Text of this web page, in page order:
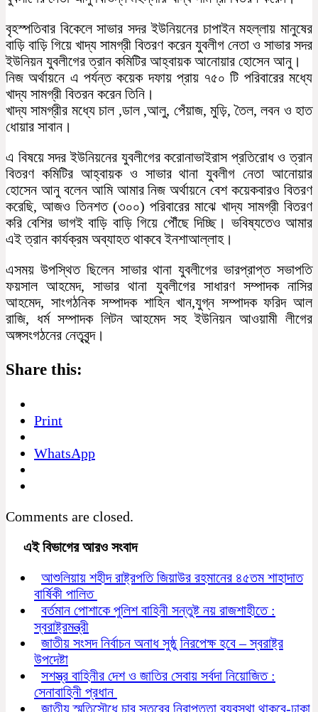
বৃহস্পতিবার বিকেলে সাভার সদর ইউনিয়নের চাপাইন মহল্লায় মানুষের
বাড়ি বাড়ি গিয়ে খাদ্য সামগ্রী বিতরণ করেন যুবলীগ নেতা ও সাভার সদর
ইউনিয়ন যুবলীগের ত্রান কমিটির আহ্বায়ক আনোয়ার হোসেন আনু।
নিজ অর্থায়নে এ পর্যন্ত কয়েক দফায় প্রায় ৭৫০ টি পরিবারের মধ্যে
খাদ্য সামগ্রী বিতরন করেন তিনি।
খাদ্য সামগ্রীর মধ্যে চাল ,ডাল ,আলু, পেঁয়াজ, মুড়ি, তৈল, লবন ও হাত
ধোয়ার সাবান।
এ বিষয়ে সদর ইউনিয়নের যুবলীগের করোনাভাইরাস প্রতিরোধ ও ত্রান
বিতরণ কমিটির আহ্বায়ক ও সাভার থানা যুবলীগ নেতা আনোয়ার
হোসেন আনু বলেন আমি আমার নিজ অর্থায়নে বেশ কয়েকবারও বিতরণ
করেছি, আজও তিনশত (৩০০) পরিবারের মাঝে খাদ্য সামগ্রী বিতরণ
করি বেশির ভাগই বাড়ি বাড়ি গিয়ে পৌঁছে দিচ্ছি। ভবিষ্যতেও আমার
এই ত্রান কার্যক্রম অব্যাহত থাকবে ইনশাআল্লাহ।
এসময় উপস্থিত ছিলেন সাভার থানা যুবলীগের ভারপ্রাপ্ত সভাপতি
ফয়সাল আহমেদ, সাভার থানা যুবলীগের সাধারণ সম্পাদক নাসির
আহমেদ, সাংগঠনিক সম্পাদক শাহিন খান,যুগ্ন সম্পাদক ফরিদ আল
রাজি, ধর্ম সম্পাদক লিটন আহমেদ সহ ইউনিয়ন আওয়ামী লীগের
অঙ্গসংগঠনের নেতৃবৃন্দ।
Share this:
Print
WhatsApp
Comments are closed.
এই বিভাগের আরও সংবাদ
আশুলিয়ায় শহীদ রাষ্ট্রপতি জিয়াউর রহমানের ৪৫তম শাহাদাত
বার্ষিকী পালিত
বর্তমান পোশাকে পুলিশ বাহিনী সন্তুষ্ট নয় রাজশাহীতে :
স্বরাষ্ট্রমন্ত্রী
জাতীয় সংসদ নির্বাচন অনাধ সুষ্ঠু নিরপেক্ষ হবে – স্বরাষ্ট্র
উপদেষ্টা
সশস্ত্র বাহিনীর দেশ ও জাতির সেবায় সর্বদা নিয়োজিত :
সেনাবাহিনী প্রধান
জাতীয় স্মৃতিসৌধে চার স্তরের নিরাপত্তা ব্যবস্থা থাকবে-ঢাকা